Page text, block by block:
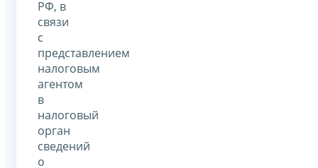
РФ, в
связи
с
представлением
налоговым
агентом
в
налоговый
орган
сведений
о